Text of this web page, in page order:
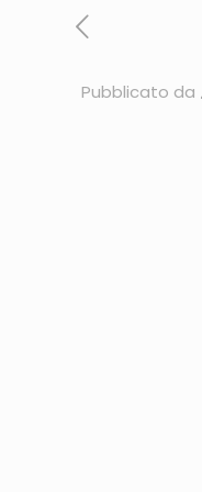
Pubblicato da